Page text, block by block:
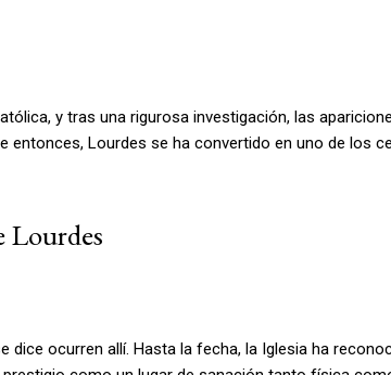
y tras una rigurosa investigación, las
entonces, Lourdes se ha convertido en uno de los
Lourdes
ocurren allí. Hasta la fecha, la Iglesia ha